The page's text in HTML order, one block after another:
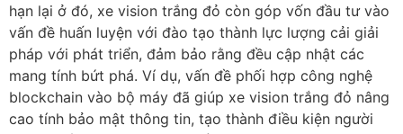
hạn lại ở đó, xe vision trắng đỏ còn góp vốn đầu tư vào
vấn đề huấn luyện với đào tạo thành lực lượng cải giải
pháp với phát triển, đảm bảo rằng đều cập nhật các
mang tính bứt phá. Ví dụ, vấn đề phối hợp công nghệ
blockchain vào bộ máy đã giúp xe vision trắng đỏ nâng
cao tính bảo mật thông tin, tạo thành điều kiện người